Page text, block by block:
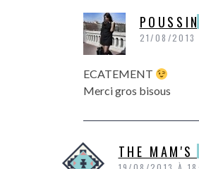
21/08/2013
ECATEMENT
Merci gros bisous
THE MAM'S